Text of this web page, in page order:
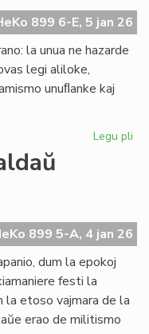
la
899 6-E, 5 jan 26
la unua ne hazarde
legi aliloke,
unuﬂanke kaj
Legu pli
899 5-A, 4 jan 26
dum la epokoj
festi la
la etoso vajmara de la
erao de militismo